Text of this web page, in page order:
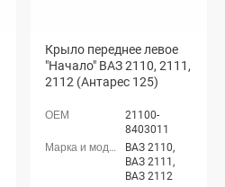
Крыло переднее левое
"Начало" ВАЗ 2110, 2111,
2112 (Антарес 125)
21100-
8403011
ВАЗ 2110,
ВАЗ 2111,
ВАЗ 2112